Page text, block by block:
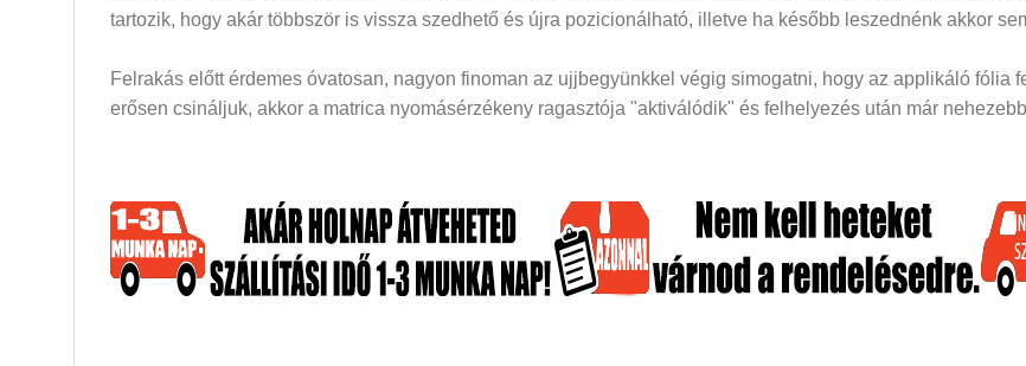
tartozik, hogy akár többször is vissza szedhető és újra pozicionálható, illetve ha később leszednénk akkor
Felrakás előtt érdemes óvatosan, nagyon finoman az ujjbegyünkkel végig simogatni, hogy az applikáló fólia
erősen csináljuk, akkor a matrica nyomásérzékeny ragasztója "aktiválódik" és felhelyezés után már